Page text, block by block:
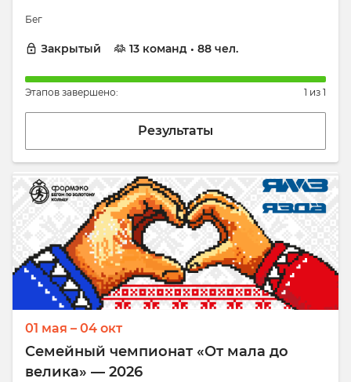
Бег
Закрытый 13 команд • 88 чел.
Этапов завершено: 1 из 1
Результаты
01 мая – 04 окт
Семейный чемпионат «От мала до
велика» — 2026